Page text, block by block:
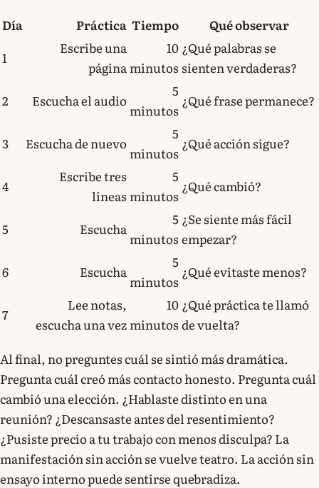
Día
Práctica Tiempo
Qué observar
1
Escribe una
página
10
minutos
¿Qué palabras se
sienten verdaderas?
2
Escucha el audio
5
minutos
¿Qué frase permanece?
3 Escucha de nuevo
5
minutos
¿Qué acción sigue?
4
Escribe tres
líneas
5
minutos
¿Qué cambió?
5 Escucha
5
minutos
¿Se siente más fácil
empezar?
6
Escucha
5
minutos
¿Qué evitaste menos?
7
Lee notas,
escucha una vez
10
minutos
¿Qué práctica te llamó
de vuelta?
Al final, no preguntes cuál se sintió más dramática.
Pregunta cuál creó más contacto honesto. Pregunta cuál
cambió una elección. ¿Hablaste distinto en una
reunión? ¿Descansaste antes del resentimiento?
¿Pusiste precio a tu trabajo con menos disculpa? La
manifestación sin acción se vuelve teatro. La acción sin
ensayo interno puede sentirse quebradiza.